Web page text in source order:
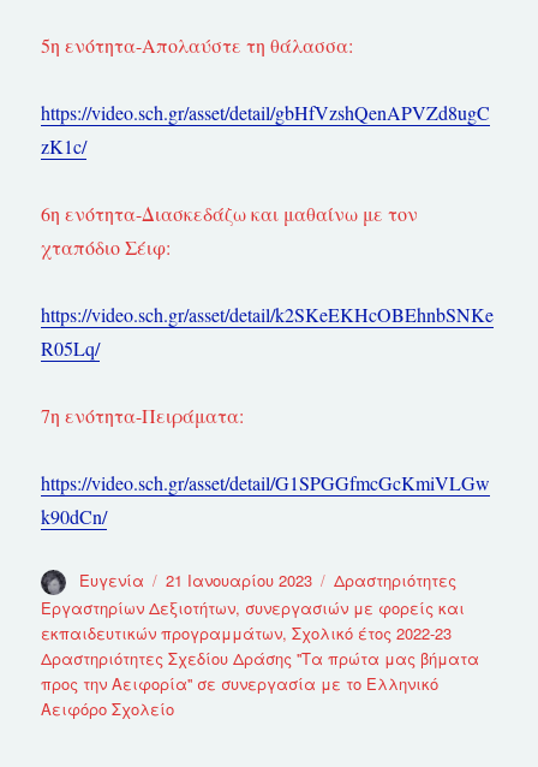
5η ενότητα-Απολαύστε τη θάλασσα:
https://video.sch.gr/asset/detail/gbHfVzshQenAPVZd8ugC
zK1c/
6η ενότητα-Διασκεδάζω και μαθαίνω με τον
χταπόδιο Σέιφ:
https://video.sch.gr/asset/detail/k2SKeEKHcOBEhnbSNKe
R05Lq/
7η ενότητα-Πειράματα:
https://video.sch.gr/asset/detail/G1SPGGfmcGcKmiVLGw
k90dCn/
Συντάκτης
Ευγενία
Δημοσιεύτηκε
την
21 Ιανουαρίου 2023 Κατηγορίες
Δραστηριότητες
Εργαστηρίων Δεξιοτήτων, συνεργασιών με φορείς και
εκπαιδευτικών προγραμμάτων,Σχολικό έτος 2022-23
Δραστηριότητες Σχεδίου Δράσης ''Τα πρώτα μας βήματα
προς την Αειφορία'' σε συνεργασία με το Ελληνικό
Αειφόρο Σχολείο